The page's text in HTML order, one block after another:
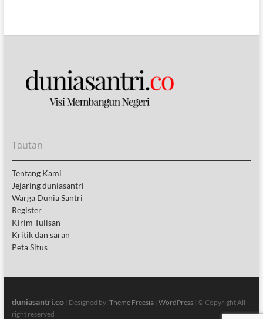
Tautan
Tentang Kami
Jejaring duniasantri
Warga Dunia Santri
Register
Kirim Tulisan
Kritik dan saran
Peta Situs
duniasantri.co| Designed by: Theme Freesia| WordPress| © Copyright All
right reserved